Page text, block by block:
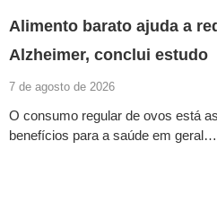
Alimento barato ajuda a
Alzheimer, conclui estudo
7 de agosto de 2026
O consumo regular de ovos está
benefícios para a saúde em geral…